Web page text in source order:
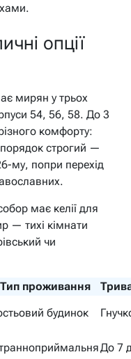
опції
мирян у трьох
54, 56, 58. До 3
комфорту:
строгий —
му, попри перехід
має келії для
— тихі кімнати
чи
Тип проживання
будинок
До 7